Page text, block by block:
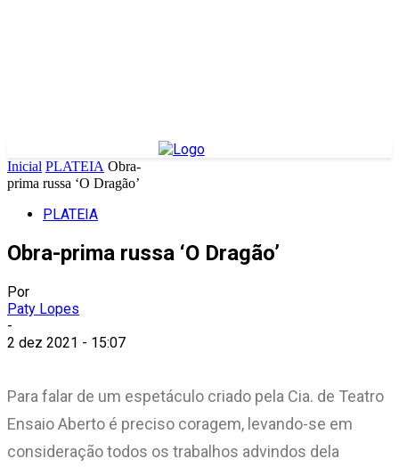
Inicial PLATEIA Obra-
prima russa ‘O Dragão’
PLATEIA
Obra-prima russa ‘O Dragão’
Por
Paty Lopes
-
2 dez 2021 - 15:07
Para falar de um espetáculo criado pela Cia. de Teatro
Ensaio Aberto é preciso coragem, levando-se em
consideração todos os trabalhos advindos dela